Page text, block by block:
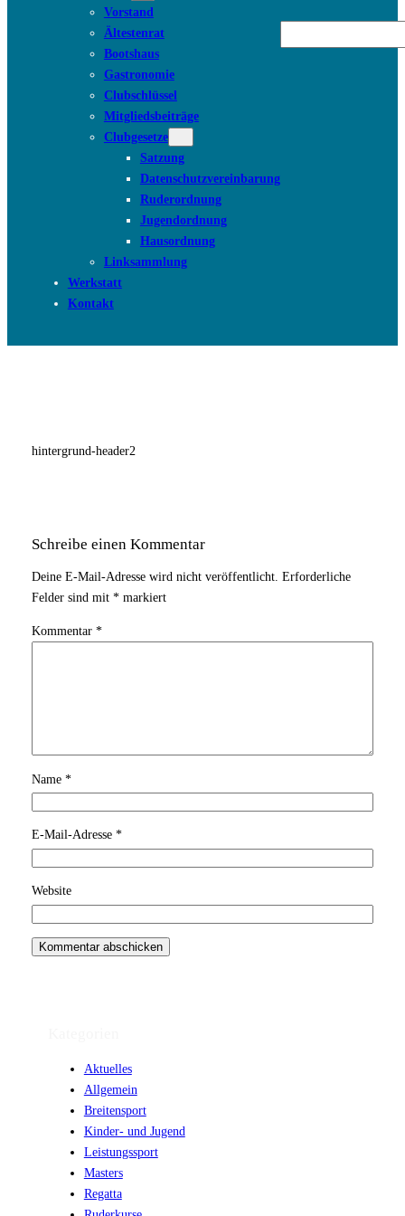
Vorstand
Ältestenrat
Bootshaus
Gastronomie
Clubschlüssel
Mitgliedsbeiträge
Clubgesetze
Satzung
Datenschutzvereinbarung
Ruderordnung
Jugendordnung
Hausordnung
Linksammlung
Werkstatt
Kontakt
hintergrund-header2
Schreibe einen Kommentar
Deine E-Mail-Adresse wird nicht veröffentlicht. Erforderliche
Felder sind mit *markiert
Kommentar *
Name *
E-Mail-Adresse *
Website
Aktuelles
Allgemein
Breitensport
Kinder- und Jugend
Leistungssport
Masters
Regatta